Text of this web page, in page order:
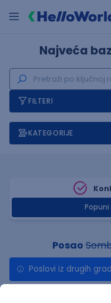
Najveća
FILTERI
KATEGORIJE
Posao
Poslovi iz drugih